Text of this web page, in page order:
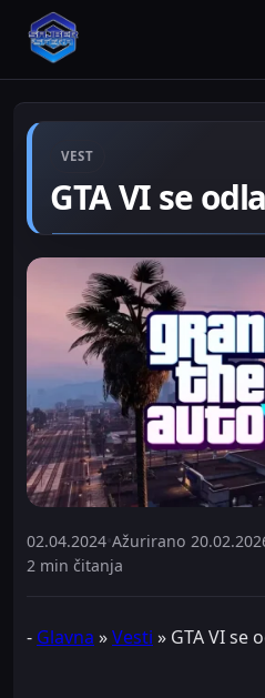
VEST
GTA VI se
02.04.2024 Ažurirano
2 min čitanja
- Glavna »Vesti » GTA VI se